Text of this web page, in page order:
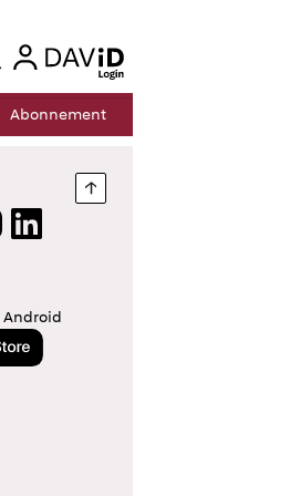
login
Abonnement
Nach oben springen
LinkedIn
Store